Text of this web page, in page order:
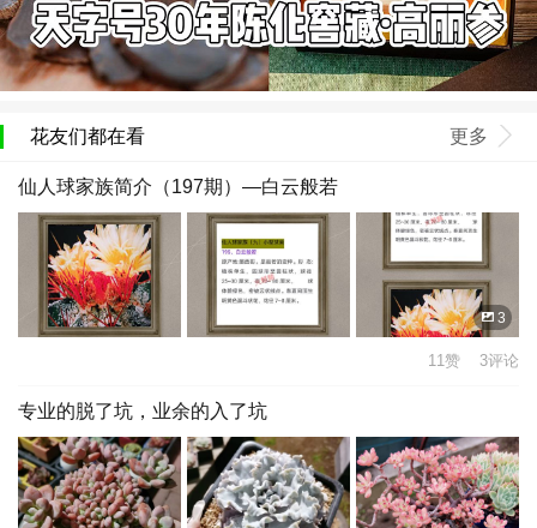
花友们都在看 更多
仙人球家族简介（197期）—白云般若
3
11赞 3评论
专业的脱了坑，业余的入了坑